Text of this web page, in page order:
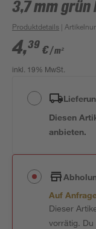
3,7 mm
Produktdetails |
4,39 €/ m²
inkl. 19% MwSt.
Diesen
anbieten.
Auf
Dieser
vorrätig.